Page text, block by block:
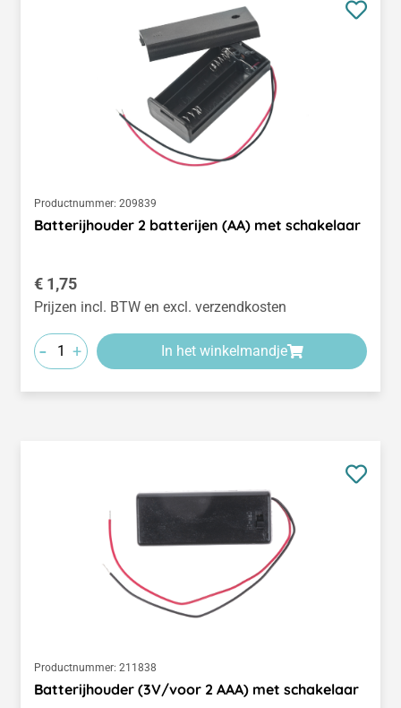
Productnummer: 209839
Batterijhouder 2 batterijen (AA) met schakelaar
Normale prijs:
€ 1,75
Prijzen incl. BTW en excl. verzendkosten
- + In het winkelmandje
Productnummer: 211838
Batterijhouder (3V/voor 2 AAA) met schakelaar